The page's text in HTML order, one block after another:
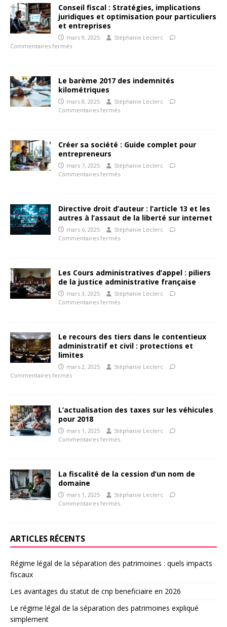
Conseil fiscal : Stratégies, implications
juridiques et optimisation pour particuliers
et entreprises
mars 9, 2025
Stéphanie Leclerc
Commentaires fermés
Le barème 2017 des indemnités
kilométriques
mars 8, 2025
Stéphanie Leclerc
Commentaires fermés
Créer sa société : Guide complet pour
entrepreneurs
mars 7, 2025
Stéphanie Leclerc
Commentaires fermés
Directive droit d’auteur : l’article 13 et les
autres à l’assaut de la liberté sur internet
mars 6, 2025
Stéphanie Leclerc
Commentaires fermés
Les Cours administratives d’appel : piliers
de la justice administrative française
mars 3, 2025
Stéphanie Leclerc
Commentaires fermés
Le recours des tiers dans le contentieux
administratif et civil : protections et
limites
mars 2, 2025
Stéphanie Leclerc
Commentaires fermés
L’actualisation des taxes sur les véhicules
pour 2018
mars 1, 2025
Stéphanie Leclerc
Commentaires fermés
La fiscalité de la cession d’un nom de
domaine
mars 1, 2025
Stéphanie Leclerc
Commentaires fermés
ARTICLES RÉCENTS
Régime légal de la séparation des patrimoines : quels impacts
fiscaux
Les avantages du statut de cnp beneficiaire en 2026
Le régime légal de la séparation des patrimoines expliqué
simplement